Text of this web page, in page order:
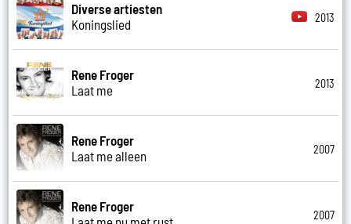
Diverse artiesten
Koningslied
2013
Rene Froger
Laat me
2013
Rene Froger
Laat me alleen
2007
Rene Froger
2007